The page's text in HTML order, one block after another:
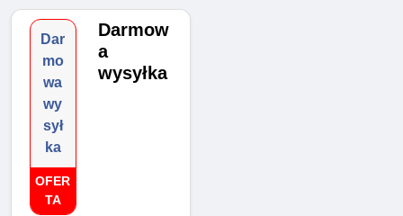
Dar
mo
wa
wy
sył
ka
OFER
TA
Darmow
a
wysyłka